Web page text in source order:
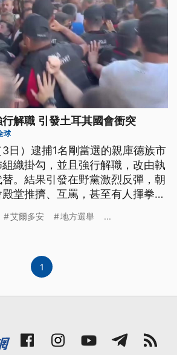
解職 引發土耳其國會衝突
球
日）逮捕1名剛當選的親庫德族市
織掛勾，並且強行解職，改由執
。結果引發在野黨激烈反彈，朝
堂推擠、互罵，甚至有人揮拳；
艾爾多安 地方選舉 ...
1